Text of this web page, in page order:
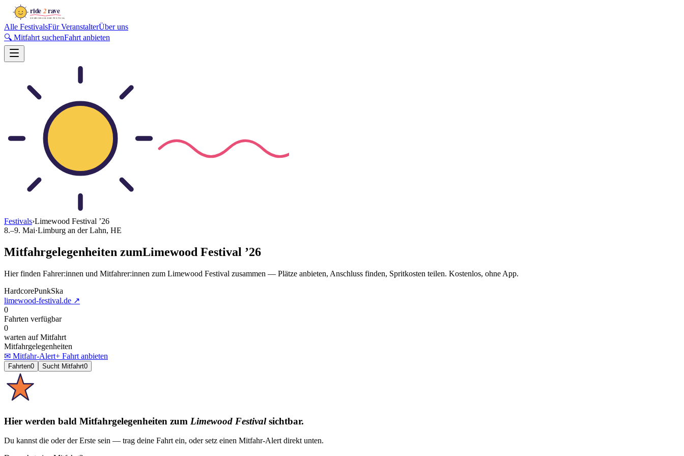
Alle FestivalsFür VeranstalterÜber uns
🔍 Mitfahrt suchenFahrt anbieten
Festivals›Limewood Festival ’26
8.–9. Mai·Limburg an der Lahn, HE
Mitfahrgelegenheiten zumLimewood Festival ’26
Hier finden Fahrer:innen und Mitfahrer:innen zum Limewood Festival zusammen — Plätze anbieten, Anschluss finden, Spritkosten teilen. Kostenlos, ohne App.
HardcorePunkSka
limewood-festival.de ↗
0
Fahrten verfügbar
0
warten auf Mitfahrt
Mitfahrgelegenheiten
✉ Mitfahr-Alert+ Fahrt anbieten
Fahrten0 Sucht Mitfahrt0
Hier werden bald Mitfahrgelegenheiten zum Limewood Festival sichtbar.
Du kannst die oder der Erste sein — trag deine Fahrt ein, oder setz einen Mitfahr-Alert direkt unten.